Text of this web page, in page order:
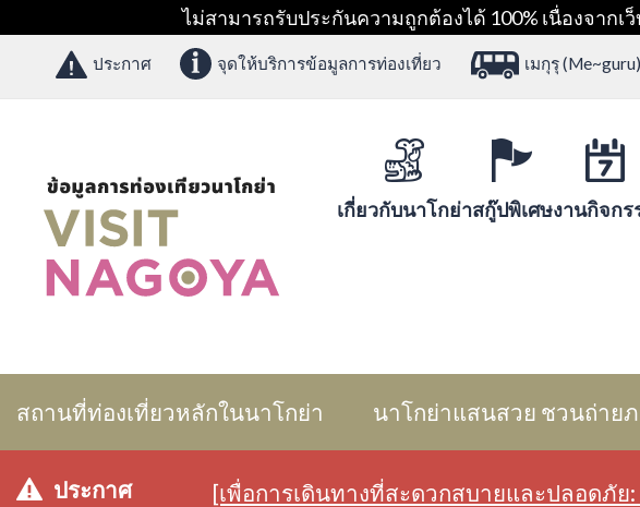
ไม่สามารถรับประกันความถูกต้องได้ 100% เนื่องจาก
ประกาศ จุดให้บริการข้อมูลการท่องเที่ยว เมกุรุ (Me~guru)
เกี่ยวกับนาโกย่าสกู๊ปพิเศษงานกิจกร
สถานที่ท่องเที่ยวหลักในนาโกย่า นาโกย่าแสนสวย ชวนถ่าย
ประกาศ [เพื่อการเดินทางที่สะดวกสบายและปลอดภั